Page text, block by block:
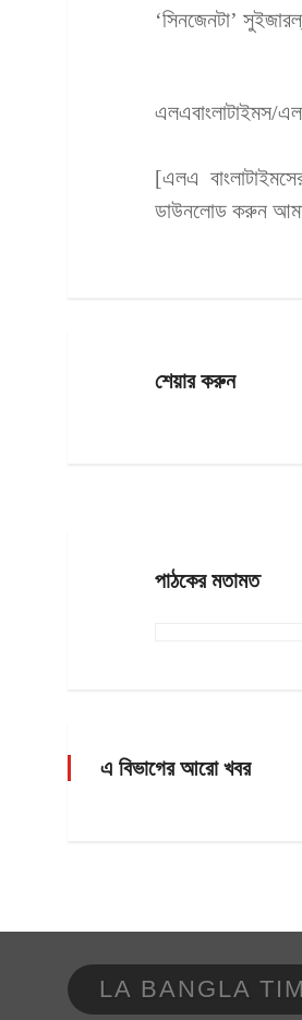
‘সিনজেনটা’
এলএবাংলাটাইমস/
[এলএ
ডাউনলোড করুন
শেয়ার করুন
পাঠকের মতামত
এ বিভাগের আরো খবর
LA BANGLA